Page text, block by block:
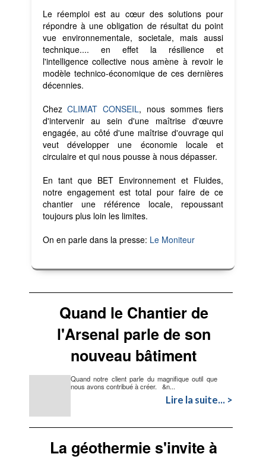
Le réemploi est au cœur des solutions pour
répondre à une obligation de résultat du point
vue environnementale, societale, mais aussi
technique.... en effet la résilience et
l'intelligence collective nous amène à revoir le
modèle technico-économique de ces dernières
décennies.
ChezCLIMAT CONSEIL, nous sommes fiers
d'intervenir au sein d'une maîtrise d'œuvre
engagée, au côté d'une maîtrise d'ouvrage qui
veut développer une économie locale et
circulaire et qui nous pousse à nous dépasser.
En tant que BET Environnement et Fluides,
notre engagement est total pour faire de ce
chantier une référence locale, repoussant
toujours plus loin les limites.
On en parle dans la presse: Le Moniteur
Quand le Chantier de
l'Arsenal parle de son
nouveau bâtiment
Quand notre client parle du magnifique outil que
nous avons contribué à créer. &n...
Lire la suite... >
La géothermie s'invite à